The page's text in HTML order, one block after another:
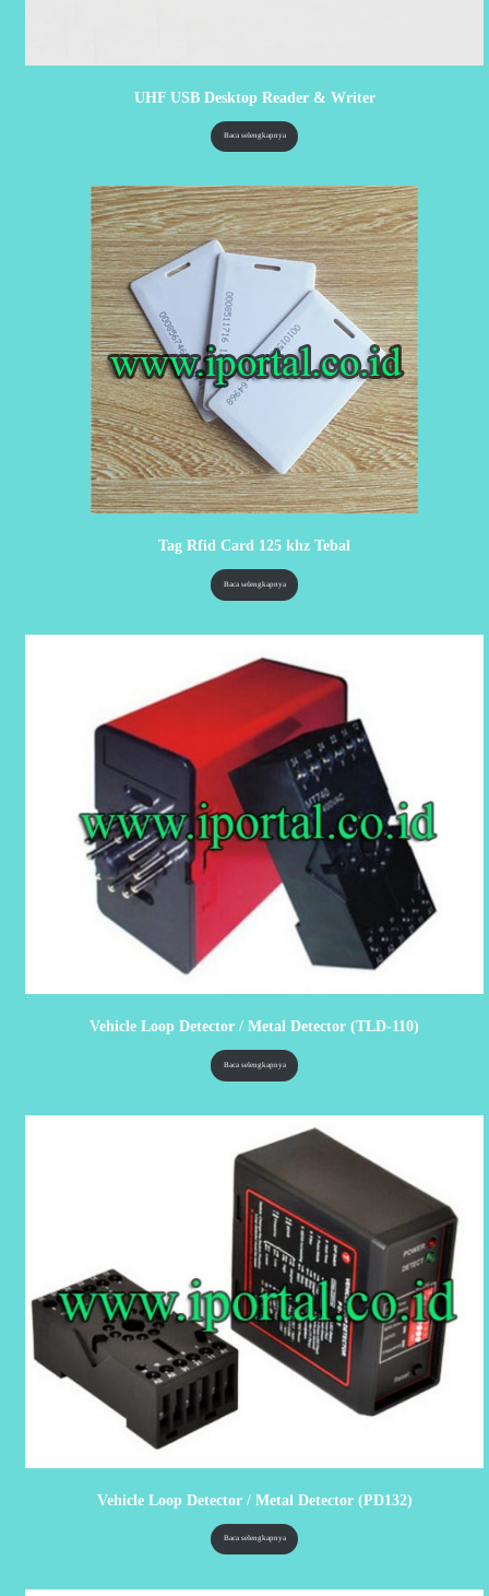
UHF USB Desktop Reader & Writer
Baca selengkapnya
Tag Rfid Card 125 khz Tebal
Baca selengkapnya
Vehicle Loop Detector / Metal Detector (TLD-110)
Baca selengkapnya
Vehicle Loop Detector / Metal Detector (PD132)
Baca selengkapnya